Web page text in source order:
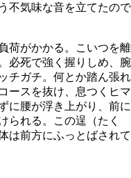
不気味な音を立てたので
荷がかかる。こいつを離
必死で強く握りしめ、腕
チガチ。何とか踏ん張れ
ースを抜け、息つくヒマ
に腰が浮き上がり、前に
られる。この逞（たく
は前方にふっとばされて